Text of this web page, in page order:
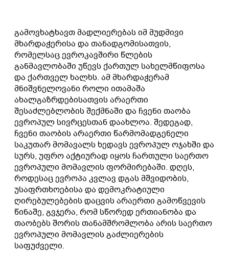
გამოვხატხავთ მადლიერებას იმ მუდმივი
მხარდაჭერისა და თანადგომისათვის,
რომელსაც ევროკავშირი წლების
განმავლობაში უწევს ქართულ სახელმწიფოსა
და ქართველ ხალხს. ამ მხარდაჭერამ
მნიშვნელოვანი როლი ითამაშა
ახალგაზრდებისათვის არაერთი
შესაძლებლობის შექმნაში და ჩვენი თაობა
ევროპულ სივრცესთან დაახლოა. შედეგად,
ჩვენი თაობის არაერთი წარმომადგენელი
საკუთარ მომავალს ხედავს ევროპულ ოჯახში და
სურს, უფრო აქტიურად იყოს ჩართული საერთო
ევროპული მომავლის ფორმირებაში. დღეს,
როდესაც ევროპა კვლავ დგას მშვიდობის,
უსაფრთხოებისა და დემოკრატიული
ღირებულებების დაცვის არაერთი გამოწვევის
წინაშე, გვჯერა, რომ სწორედ ერთიანობა და
თაობებს შორის თანამშრომლობა არის საერთო
ევროპული მომავლის გაძლიერების
საფუძველი.